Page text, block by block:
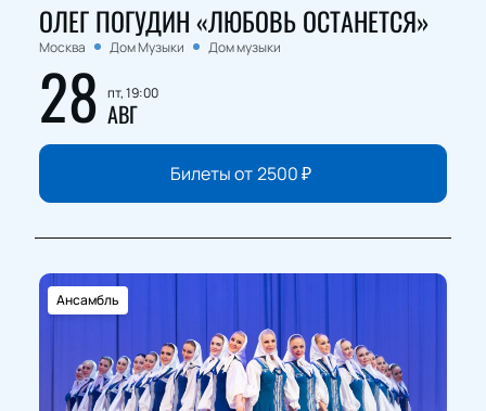
ОЛЕГ ПОГУДИН «ЛЮБОВЬ ОСТАНЕТСЯ»
Москва Дом Музыки Дом музыки
28 пт, 19:00
АВГ
Билеты от2500₽
Ансамбль